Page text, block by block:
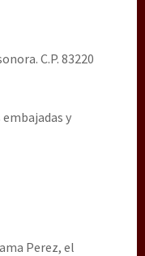
C.P. 83220
y
Perez, el